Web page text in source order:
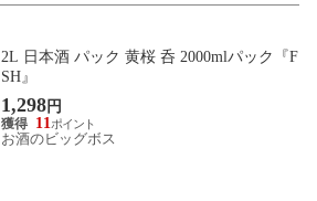
2L 日本酒 パック 黄桜 呑 2000mlパック『F
SH』
1,298円
11
お酒のビッグボス